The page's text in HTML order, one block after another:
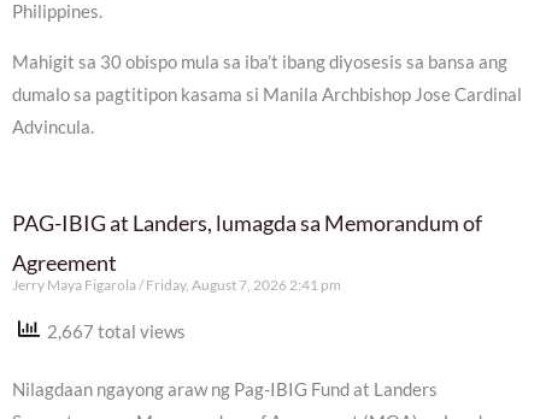
Philippines.
Mahigit sa 30 obispo mula sa iba’t ibang diyosesis sa bansa ang
dumalo sa pagtitipon kasama si Manila Archbishop Jose Cardinal
Advincula.
PAG-IBIG at Landers, lumagda sa Memorandum of
Agreement
Jerry Maya Figarola Friday, August 7, 2026 2:41 pm
2,667 total views
Nilagdaan ngayong araw ng Pag-IBIG Fund at Landers